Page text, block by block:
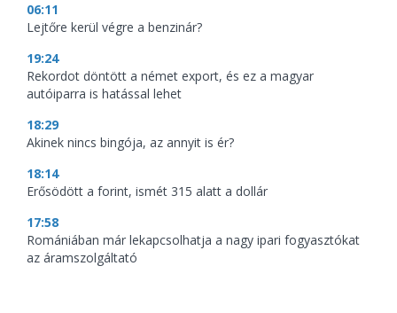
06:11
Lejtőre kerül végre a benzinár?
19:24
Rekordot döntött a német export, és ez a magyar
autóiparra is hatással lehet
18:29
Akinek nincs bingója, az annyit is ér?
18:14
Erősödött a forint, ismét 315 alatt a dollár
17:58
Romániában már lekapcsolhatja a nagy ipari fogyasztókat
az áramszolgáltató